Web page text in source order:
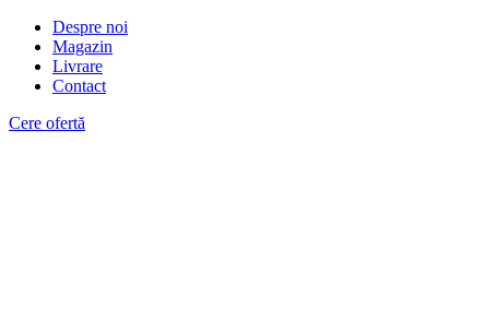
Despre noi
Magazin
Livrare
Contact
Cere ofertă